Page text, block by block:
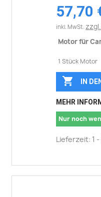
57,70
inkl. MwSt.
Motor für
1 Stück Motor
 IN
MEHR
Nur noch
Lieferzeit: 1